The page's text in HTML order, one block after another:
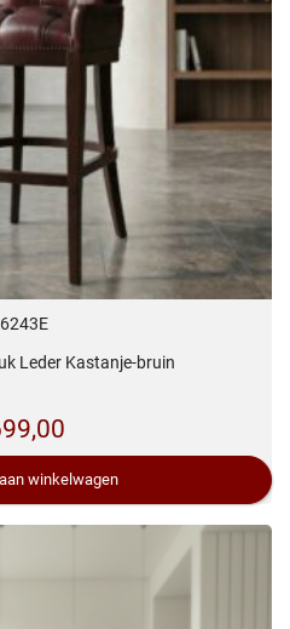
Leder Kastanje-bruin
winkelwagen